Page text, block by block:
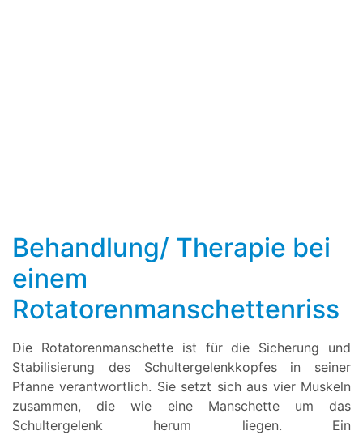
Behandlung/ Therapie bei
einem
Rotatorenmanschettenriss
Die Rotatorenmanschette ist für die Sicherung und
Stabilisierung des Schultergelenkkopfes in seiner
Pfanne verantwortlich. Sie setzt sich aus vier Muskeln
zusammen, die wie eine Manschette um das
Schultergelenk herum liegen. Ein